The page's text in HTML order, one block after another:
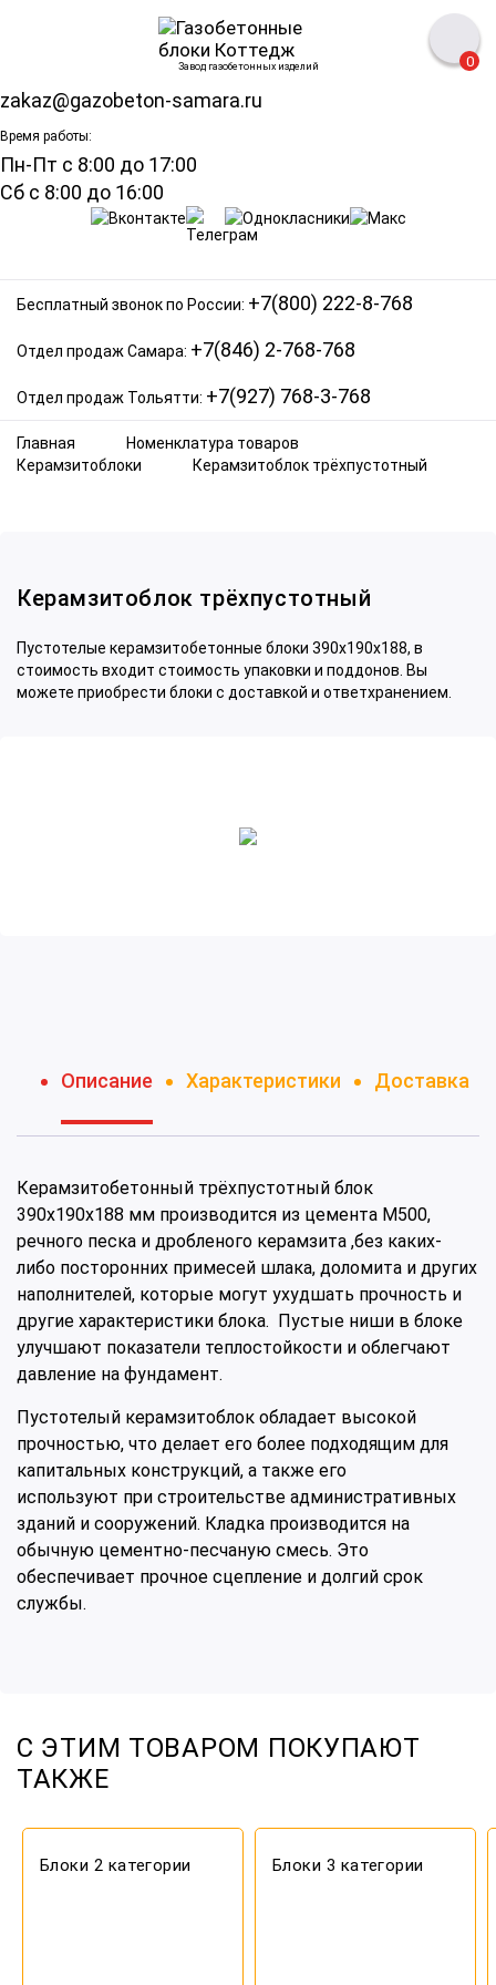
Завод газобетонных изделий
zakaz@gazobeton-samara.ru
Время работы:
Пн-Пт с 8:00 до 17:00
Сб с 8:00 до 16:00
0
Бесплатный звонок по России: +7(800) 222-8-768
Отдел продаж Самара: +7(846) 2-768-768
Отдел продаж Тольятти: +7(927) 768-3-768
Главная
Номенклатура товаров
Керамзитоблоки
Керамзитоблок трёхпустотный
Керамзитоблок трёхпустотный
Пустотелые керамзитобетонные блоки 390x190x188, в
стоимость входит стоимость упаковки и поддонов. Вы
можете приобрести блоки с доставкой и ответхранением.
Описание Характеристики Доставка
Керамзитобетонный трёхпустотный блок
390х190х188 мм производится из цемента М500,
речного песка и дробленого керамзита ,без каких-
либо посторонних примесей шлака, доломита и других
наполнителей, которые могут ухудшать прочность и
другие характеристики блока. Пустые ниши в блоке
улучшают показатели теплостойкости и облегчают
давление на фундамент.
Пустотелый керамзитоблок обладает высокой
прочностью, что делает его более подходящим для
капитальных конструкций, а также его
используют при строительстве административных
зданий и сооружений. Кладка производится на
обычную цементно-песчаную смесь. Это
обеспечивает прочное сцепление и долгий срок
службы.
КЕРАМЗИТОБЛОК
С ЭТИМ ТОВАРОМ ПОКУПАЮТ
ТАКЖЕ
Блоки 2 категории Блоки 3 категории